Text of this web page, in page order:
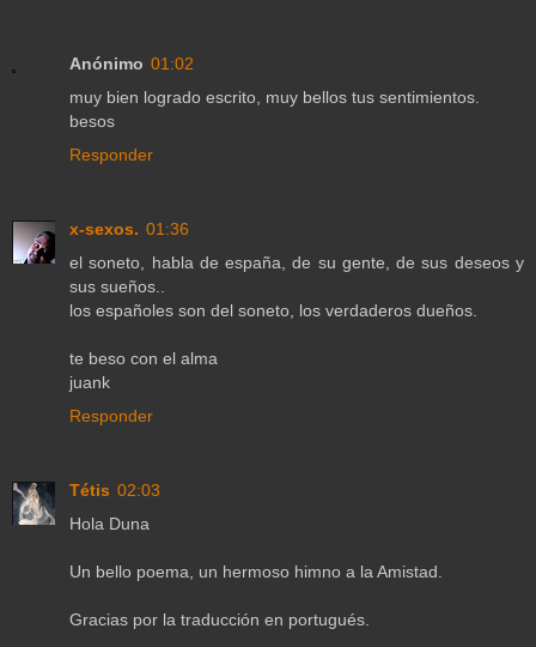
Anónimo 01:02
muy bien logrado escrito, muy bellos tus sentimientos.
besos
Responder
x-sexos. 01:36
el soneto, habla de españa, de su gente, de sus deseos y
sus sueños..
los españoles son del soneto, los verdaderos dueños.
te beso con el alma
juank
Responder
Tétis 02:03
Hola Duna
Un bello poema, un hermoso himno a la Amistad.
Gracias por la traducción en portugués.